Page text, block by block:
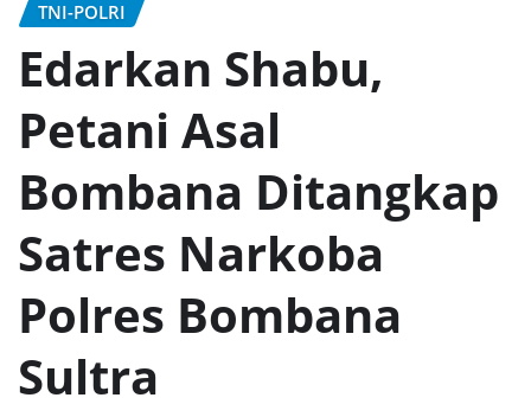
TNI-POLRI
Edarkan Shabu,
Petani Asal
Bombana Ditangkap
Satres Narkoba
Polres Bombana
Sultra